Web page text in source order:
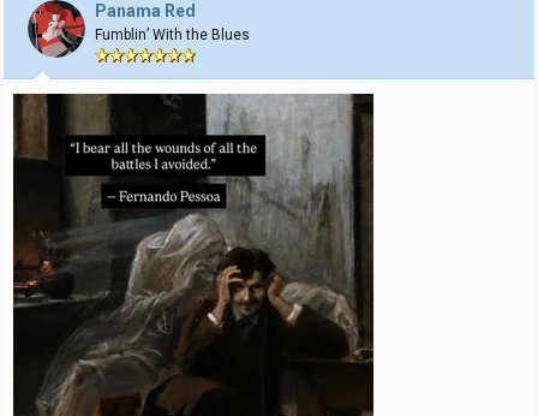
j
o
n
e
r
Panama Red
Fumblin’ With the Blues